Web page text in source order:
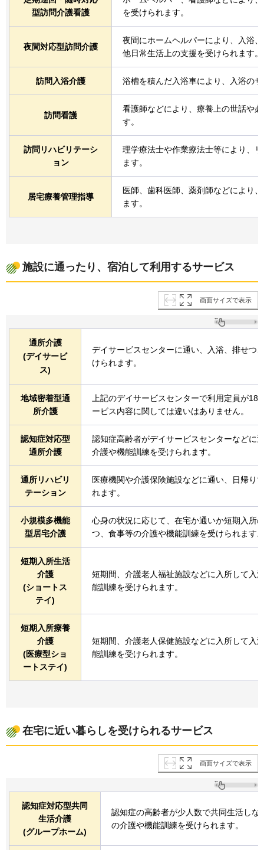
型訪問介護看護
を受けられます。
夜間対応型訪問介護
夜間にホームヘルパーにより、入浴
他日常生活上の支援を受けられます。
訪問入浴介護 浴槽を積んだ入浴車により、入浴の
訪問看護
看護師などにより、療養上の世話や
す。
訪問リハビリテーシ
ョン
理学療法士や作業療法士等により、
ます。
居宅療養管理指導
医師、歯科医師、薬剤師などにより
ます。
施設に通ったり、宿泊して利用するサービス
画面サイズで表示
通所介護
(デイサービ
ス)
デイサービスセンターに通い、入浴、排せつ
けられます。
地域密着型通
所介護
上記のデイサービスセンターで利用定員が18
ービス内容に関しては違いはありません。
認知症対応型
通所介護
認知症高齢者がデイサービスセンターなどに
介護や機能訓練を受けられます。
通所リハビリ
テーション
医療機関や介護保険施設などに通い、日帰り
れます。
小規模多機能
型居宅介護
心身の状況に応じて、在宅か通いか短期入所
つ、食事等の介護や機能訓練を受けられます
短期入所生活
介護
(ショートス
テイ)
短期間、介護老人福祉施設などに入所して入
能訓練を受けられます。
短期入所療養
介護
(医療型ショ
ートステイ)
短期間、介護老人保健施設などに入所して入
能訓練を受けられます。
在宅に近い暮らしを受けられるサービス
画面サイズで表示
認知症対応型共同
生活介護
(グループホーム)
認知症の高齢者が少人数で共同生活しな
の介護や機能訓練を受けられます。